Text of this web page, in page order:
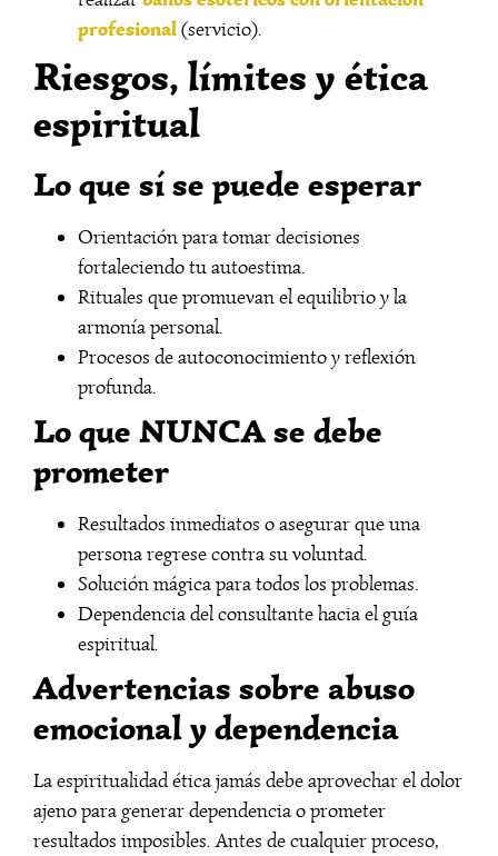
profesional(servicio).
Riesgos, límites y ética
espiritual
Lo que sí se puede esperar
Orientación para tomar decisiones
fortaleciendo tu autoestima.
Rituales que promuevan el equilibrio y la
armonía personal.
Procesos de autoconocimiento y reflexión
profunda.
Lo que NUNCA se debe
prometer
Resultados inmediatos o asegurar que una
persona regrese contra su voluntad.
Solución mágica para todos los problemas.
Dependencia del consultante hacia el guía
espiritual.
Advertencias sobre abuso
emocional y dependencia
La espiritualidad ética jamás debe aprovechar el dolor
ajeno para generar dependencia o prometer
resultados imposibles. Antes de cualquier proceso,